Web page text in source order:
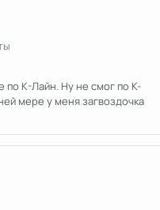
по К-Лайн. Ну не смог по К-
мере у меня загвоздочка